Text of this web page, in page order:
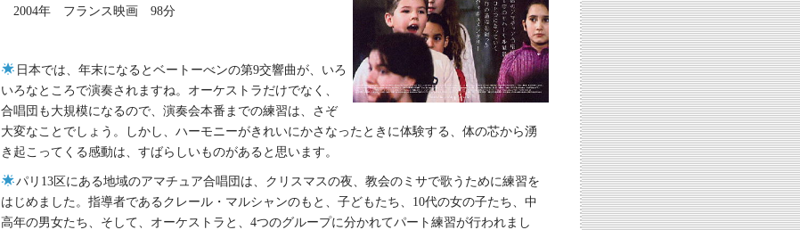
2004年 フランス映画 98分
日本では、年末になるとベートーべンの第9交響曲が、いろ
いろなところで演奏されますね。オーケストラだけでなく、
合唱団も大規模になるので、演奏会本番までの練習は、さぞ
大変なことでしょう。しかし、ハーモニーがきれいにかさなったときに体験する、体の芯から湧
き起こってくる感動は、すばらしいものがあると思います。
パリ13区にある地域のアマチュア合唱団は、クリスマスの夜、教会のミサで歌うために練習を
はじめました。指導者であるクレール・マルシャンのもと、子どもたち、10代の女の子たち、中
高年の男女たち、そして、オーケストラと、4つのグループに分かれてパート練習が行われまし